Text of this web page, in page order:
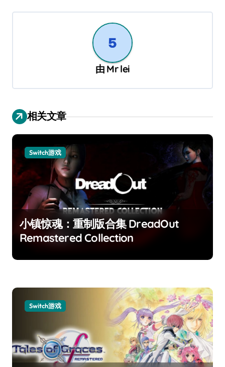
由 Mr lei
相关文章
Switch游戏
小镇惊魂：重制版合集 DreadOut
Remastered Collection
Switch游戏